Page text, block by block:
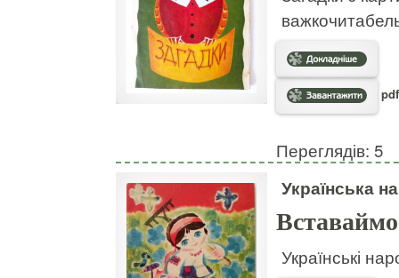
Переглядів: 5
Українська
Українські